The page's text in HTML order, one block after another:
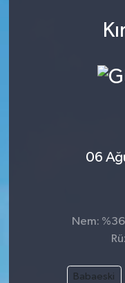
06
Nem:
Babaeski